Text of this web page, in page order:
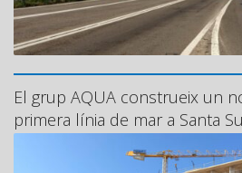
El grup AQUA construeix un
primera línia de mar a Santa